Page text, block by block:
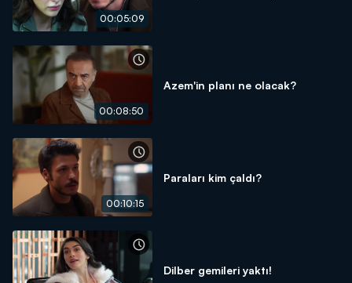
00:05:09
00:08:50
Azem'in planı ne olacak?
00:10:15
Paraları kim çaldı?
Dilber gemileri yaktı!